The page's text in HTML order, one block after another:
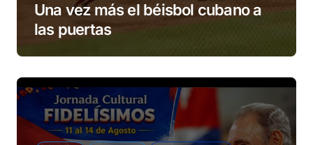
Una vez más el béisbol cubano a
las puertas